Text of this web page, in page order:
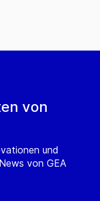
von
und
von GEA